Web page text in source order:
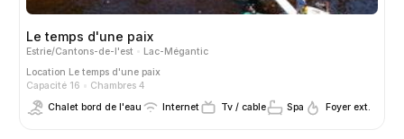
Le temps d'une paix
Estrie/Cantons-de-l'est
Lac-Mégantic
Location Le temps d'une paix
Capacité 16
Chambres 4
Chalet bord de l'eau
Internet Tv / cable Spa Foyer ext.